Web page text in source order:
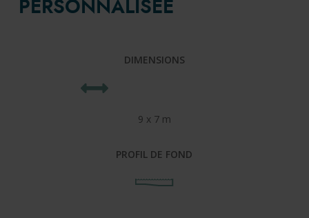
PERSONNALISÉE
DIMENSIONS
9 x 7 m
PROFIL DE FOND